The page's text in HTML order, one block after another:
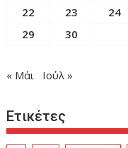
22
23 24
29
30
« Μάι Ιούλ »
Ετικέτες